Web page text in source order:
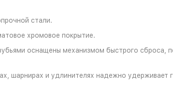
стали.
хромовое покрытие.
оснащены механизмом быстрого сброса,
шарнирах и удлинителях надежно удерживает